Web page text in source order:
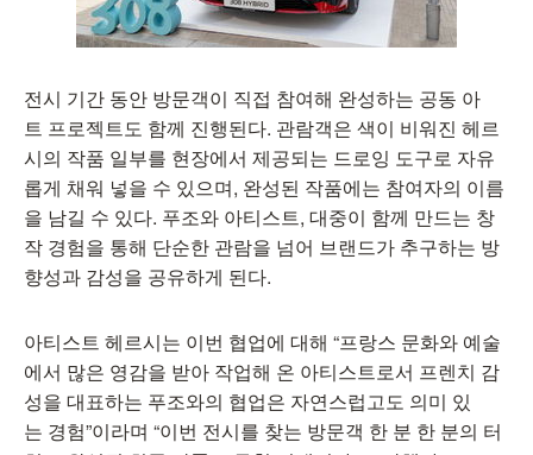
전시 기간 동안 방문객이 직접 참여해 완성하는 공동 아
트 프로젝트도 함께 진행된다. 관람객은 색이 비워진 헤르
시의 작품 일부를 현장에서 제공되는 드로잉 도구로 자유
롭게 채워 넣을 수 있으며, 완성된 작품에는 참여자의 이름
을 남길 수 있다. 푸조와 아티스트, 대중이 함께 만드는 창
작 경험을 통해 단순한 관람을 넘어 브랜드가 추구하는 방
향성과 감성을 공유하게 된다.
아티스트 헤르시는 이번 협업에 대해 “프랑스 문화와 예술
에서 많은 영감을 받아 작업해 온 아티스트로서 프렌치 감
성을 대표하는 푸조와의 협업은 자연스럽고도 의미 있
는 경험”이라며 “이번 전시를 찾는 방문객 한 분 한 분의 터